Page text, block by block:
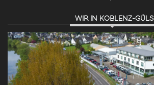
WIR IN KOBLENZ-GÜLS